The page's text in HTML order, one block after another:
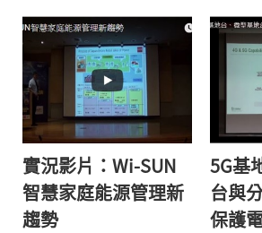
實況影片：Wi-SUN
智慧家庭能源管理新
趨勢
5G基
台與
保護